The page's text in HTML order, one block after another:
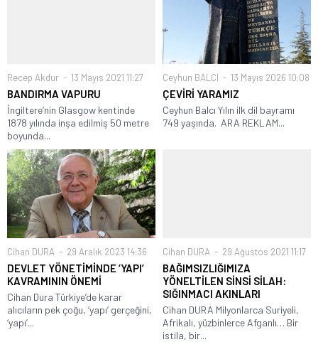
Recep Akdur 13 Mayıs 2021 11:27
BANDIRMA VAPURU
İngiltere’nin Glasgow kentinde
1878 yılında inşa edilmiş 50 metre
boyunda...
Ceyhun BALCI 13 Mayıs 2026 10:08
ÇEVİRİ YARAMIZ
Ceyhun Balcı Yılın ilk dil bayramı
749 yaşında. ARA REKLAM...
Cihan DURA 29 Aralık 2023 14:36
DEVLET YÖNETİMİNDE ‘YAPI’
KAVRAMININ ÖNEMİ
Cihan Dura Türkiye’de karar
alıcıların pek çoğu, ‘yapı’ gerçeğini,
‘yapı’...
Cihan DURA 29 Ağustos 2021 11:17
BAĞIMSIZLIĞIMIZA
YÖNELTİLEN SİNSİ SİLAH:
SIĞINMACI AKINLARI
Cihan DURA Milyonlarca Suriyeli,
Afrikalı, yüzbinlerce Afganlı… Bir
istila, bir...